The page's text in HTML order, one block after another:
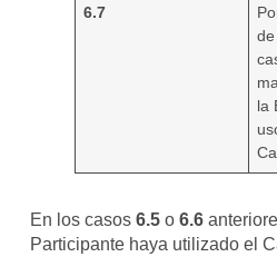
6.7
la
En los casos 6.5o6.6
Participante haya utilizado el